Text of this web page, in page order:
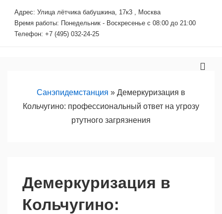
Перейти
Адрес: Улица лётчика бабушкина, 17к3 , Москва
Время работы: Понедельник - Воскресенье с 08:00 до 21:00
Телефон: +7 (495) 032-24-25
Санэпидемстанция » Демеркуризация в
Кольчугино: профессиональный ответ на угрозу
ртутного загрязнения
Демеркуризация в
Кольчугино: